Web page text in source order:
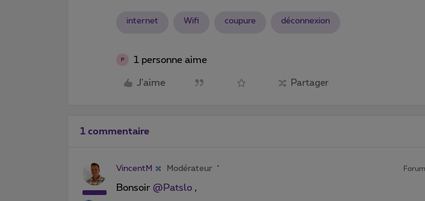
internet Wifi coupure déconnexion
P 1 personne aime
J'aime Partager
1 commentaire
VincentM Modérateur
Bonsoir @Patslo ,